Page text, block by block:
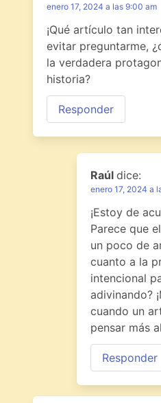
enero 17, 2024 a las 9:00 am
¡Qué artículo tan
evitar preguntarme,
la verdadera
historia?
Responder
Raúl dice:
enero 17, 2024 a
¡Estoy de
Parece que
un poco de
cuanto a la
intencional
adivinando?
cuando un
pensar más
Responder